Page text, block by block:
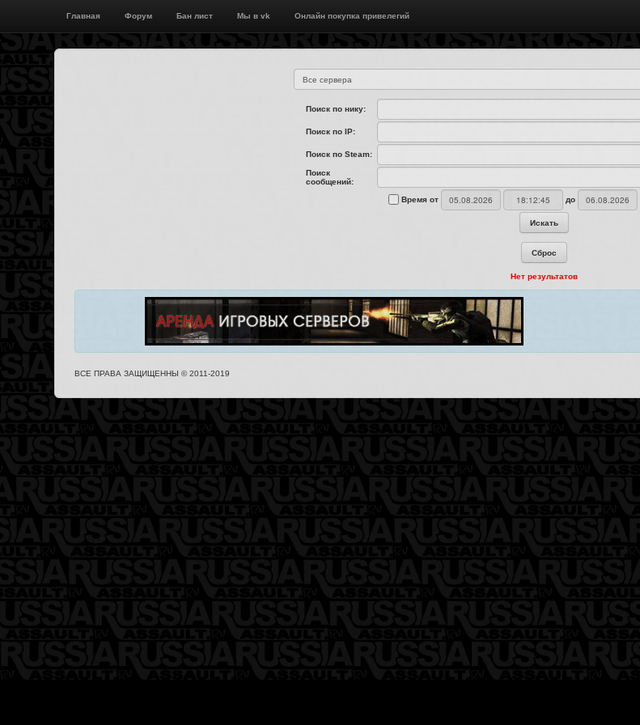
Главная Форум Бан лист Мы в vk Онлайн покупка привелегий
Поиск по нику:
Поиск по IP:
Поиск по Steam:
Поиск
сообщений:
Время от
до
Искать
Сброс
Нет результатов
ВСЕ ПРАВА ЗАЩИЩЕННЫ © 2011-2019